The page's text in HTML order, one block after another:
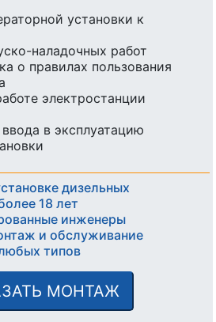
установки к
наладочных работ
о правилах пользования
электростанции
в эксплуатацию
дизельных
18 лет
инженеры
и обслуживание
типов
МОНТАЖ